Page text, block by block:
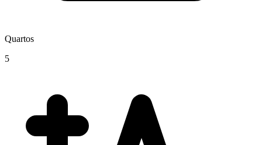
Quartos
5